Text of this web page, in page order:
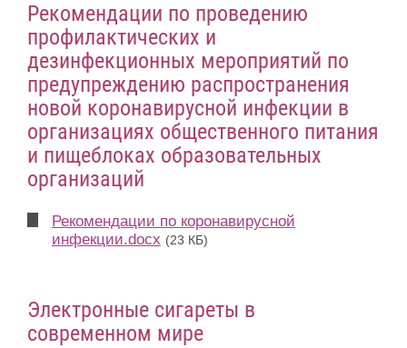
Рекомендации по проведению
профилактических и
дезинфекционных мероприятий по
предупреждению распространения
новой коронавирусной инфекции в
организациях общественного питания
и пищеблоках образовательных
организаций
Рекомендации по коронавирусной
инфекции.docx (23 КБ)
Электронные сигареты в
современном мире